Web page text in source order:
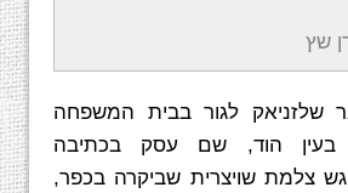
שץ
1961 עבר שלזניאק לגור בבית המשפחה
בעין הוד, שם עסק בכתיבה
צלמת שויצרית שביקרה בכפר,